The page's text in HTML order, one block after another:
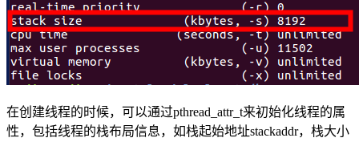
在创建线程的时候，可以通过pthread_attr_t来初始化线程的属
性，包括线程的栈布局信息，如栈起始地址stackaddr，栈大小